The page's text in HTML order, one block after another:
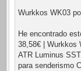
Wurkkos WK03
He encontrado
38,58€ | Wurkkos
ATR Luminus
para senderismo